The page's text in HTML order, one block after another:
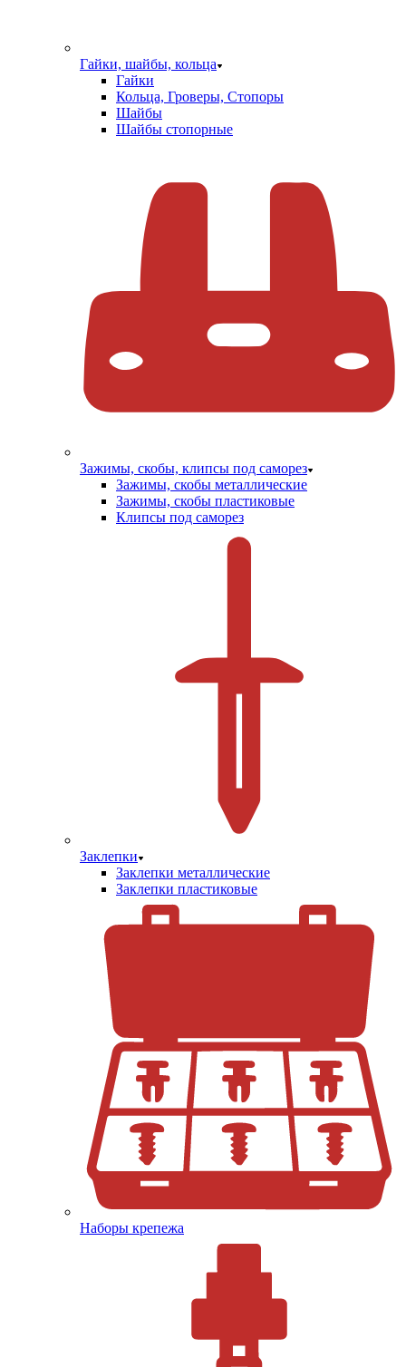
Гайки, шайбы, кольца
Гайки
Кольца, Гроверы, Стопоры
Шайбы
Шайбы стопорные
Зажимы, скобы, клипсы под саморез
Зажимы, скобы металлические
Зажимы, скобы пластиковые
Клипсы под саморез
Заклепки
Заклепки металлические
Заклепки пластиковые
Наборы крепежа